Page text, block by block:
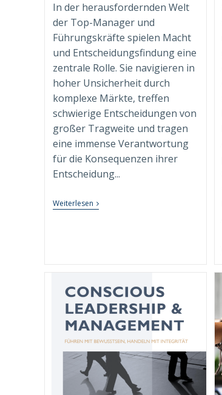
In der herausfordernden Welt
der Top-Manager und
Führungskräfte spielen Macht
und Entscheidungsfindung eine
zentrale Rolle. Sie navigieren in
hoher Unsicherheit durch
komplexe Märkte, treffen
schwierige Entscheidungen von
großer Tragweite und tragen
eine immense Verantwortung
für die Konsequenzen ihrer
Entscheidung...
WeiterlesenTestosteron,
Macht
Executive
Coachs
Als
„Hofnarr“